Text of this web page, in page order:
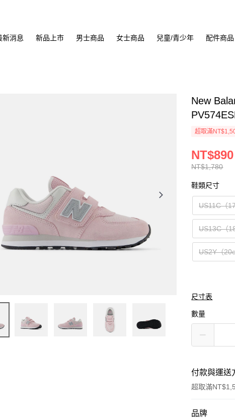
新消息 新品上市 男士商品 女士商品 兒童/青少年 配件商品
New
超取滿
NT$1,780
NT$890
鞋類尺寸
US11C（
US13C（
US2Y（
尺寸表
數量
付款與運送
超取滿
付款方式
品牌